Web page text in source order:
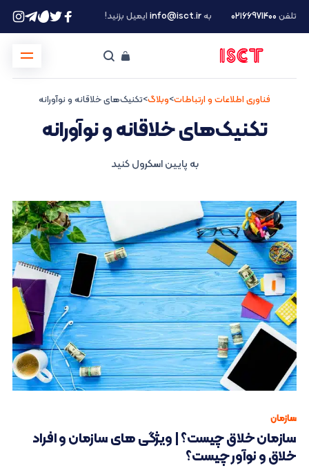
تلفن ۰۲۱66971400 بهinfo@isct.irایمیل بزنید!
فناوری اطلاعات و ارتباطات>وبلاگ>تکنیک‌های خلاقانه و نوآورانه
تکنیک‌های خلاقانه و نوآورانه
به پایین اسکرول کنید
سازمان
سازمان خلاق چیست؟ | ویژگی های سازمان و افراد
خلاق و نوآور چیست؟